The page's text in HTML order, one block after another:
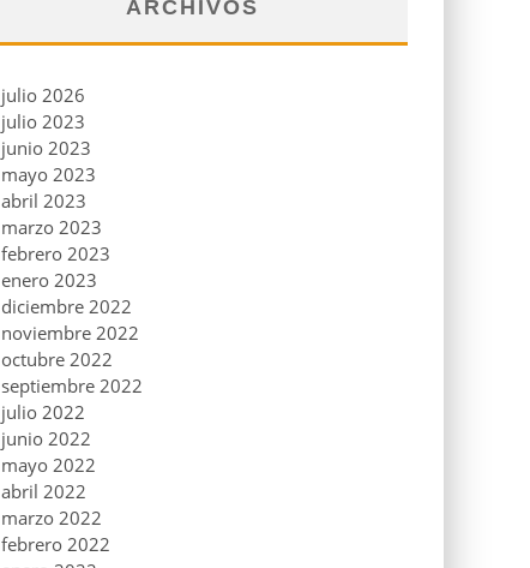
ARCHIVOS
julio 2026
julio 2023
junio 2023
mayo 2023
abril 2023
marzo 2023
febrero 2023
enero 2023
diciembre 2022
noviembre 2022
octubre 2022
septiembre 2022
julio 2022
junio 2022
mayo 2022
abril 2022
marzo 2022
febrero 2022